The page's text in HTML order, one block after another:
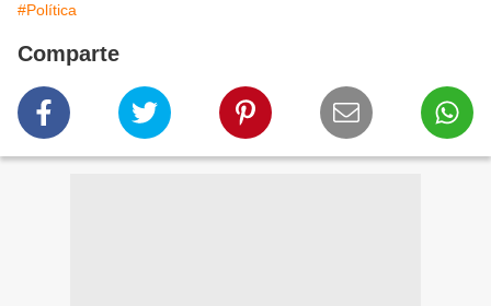
#Política
Comparte